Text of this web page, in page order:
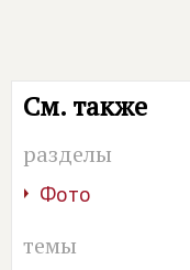
См. также
разделы
Фото
темы